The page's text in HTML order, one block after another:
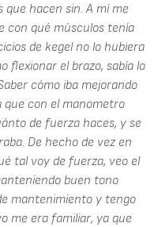
que hacen sin. A mí me
con qué músculos tenía
de kegel no lo hubiera
flexionar el brazo, sabía lo
cómo iba mejorando
con el manometro
de fuerza haces, y se
De hecho de vez en
tal voy de fuerza, veo el
buen tono
mantenimiento y tengo
me era familiar, ya que